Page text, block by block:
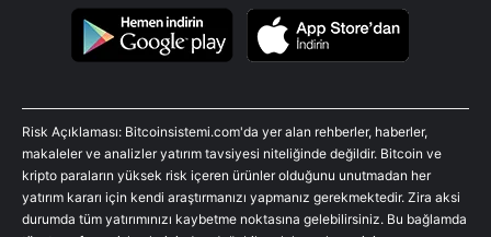
Risk Açıklaması: Bitcoinsistemi.com'da yer alan rehberler, haberler,
makaleler ve analizler yatırım tavsiyesi niteliğinde değildir. Bitcoin ve
kripto paraların yüksek risk içeren ürünler olduğunu unutmadan her
yatırım kararı için kendi araştırmanızı yapmanız gerekmektedir. Zira aksi
durumda tüm yatırımınızı kaybetme noktasına gelebilirsiniz. Bu bağlamda